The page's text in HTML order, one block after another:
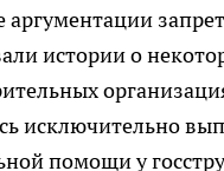
аргументации
истории о
исключительно
помощи у